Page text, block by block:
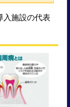
施設の代表